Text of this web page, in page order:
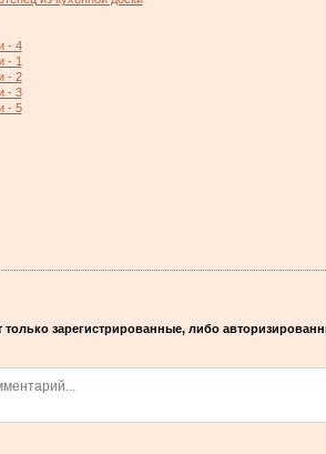
- 4
- 1
- 2
- 3
- 5
зарегистрированные, либо